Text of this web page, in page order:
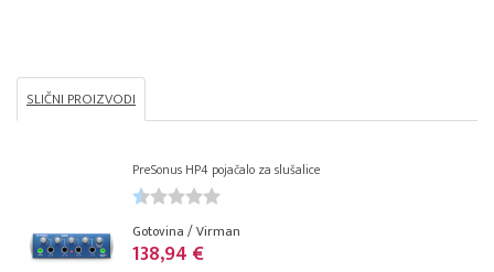
SLIČNI PROIZVODI
PreSonus HP4 pojačalo za slušalice
Gotovina / Virman
138,94 €